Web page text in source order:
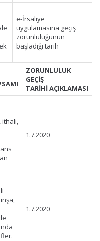
e-İrsaliye
uygulamasına geçiş
zorunluluğunun
başladığı tarih
ZORUNLULUK
GEÇİŞ
TARİHİ AÇIKLAMASI
ithali,
1.7.2020
1.7.2020